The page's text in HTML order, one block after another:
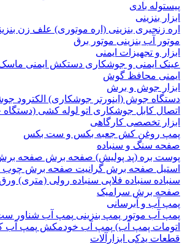
بادی
بنزینی
بنزینی (اره موتوری)علف زن بنزینی
آب بنزینیموتور برق
و تجهیزات ایمنی
ایمنی و جوشکاریدستکش ایمنی ماسک
محافظ گوش
جوش و برش
جوش (اینورتر جوشکاری)الکترود
کابل جوشکاریاتو لوله کشی (دستگاه جوش
تخصصی کارگاهی
روغن کش جعبه بکس و ست بکس
سنگ و سنباده
بره (پد پولیش)صفحه برش‌ صفحه برش‌ آهن
صفحه برش‌ گرانیت صفحه برش چوب
سنباده فلاپیسنباده رولی (متری)ورق
برش‌ سرامیک
و آبرسانی
آبموتور پمپ بنزینیپمپ آب شناورست
پمپ آب)پمپ آب خودمکشپمپ آب کف
یدکی ابزارآلات